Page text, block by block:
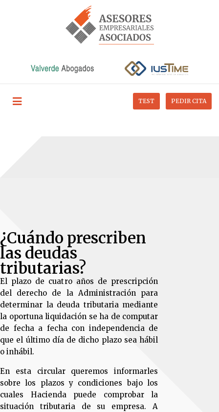
TEST PEDIR CITA
¿Cuándo prescriben
las deudas
tributarias?
El plazo de cuatro años de prescripción
del derecho de la Administración para
determinar la deuda tributaria mediante
la oportuna liquidación se ha de computar
de fecha a fecha con independencia de
que el último día de dicho plazo sea hábil
o inhábil.
En esta circular queremos informarles
sobre los plazos y condiciones bajo los
cuales Hacienda puede comprobar la
situación tributaria de su empresa. A